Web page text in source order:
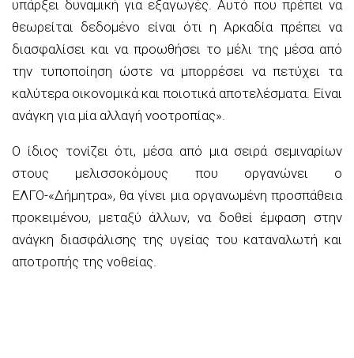
υπάρξει δυναμική για εξαγωγές. Αυτό που πρέπει να
θεωρείται δεδομένο είναι ότι η Αρκαδία πρέπει να
διασφαλίσει και να προωθήσει το μέλι της μέσα από
την τυποποίηση ώστε να μπορρέσει να πετύχει τα
καλύτερα οικονομικά και ποιοτικά αποτελέσματα. Είναι
ανάγκη για μία αλλαγή νοοτροπίας».
Ο ίδιος τονίζει ότι, μέσα από μια σειρά σεμιναρίων
στους μελισσοκόμους που οργανώνει ο
ΕΛΓΟ-«Δήμητρα», θα γίνει μια οργανωμένη προσπάθεια
προκειμένου, μεταξύ άλλων, να δοθεί έμφαση στην
ανάγκη διασφάλισης της υγείας του καταναλωτή και
αποτροπής της νοθείας.